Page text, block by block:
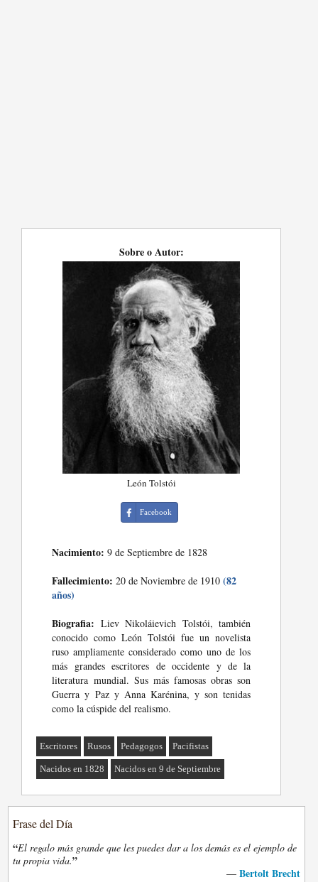
Sobre o Autor:
León Tolstói
Facebook
Nacimiento: 9 de Septiembre de 1828
Fallecimiento: 20 de Noviembre de 1910(82
años)
Biografia: Liev Nikoláievich Tolstói, también
conocido como León Tolstói fue un novelista
ruso ampliamente considerado como uno de los
más grandes escritores de occidente y de la
literatura mundial. Sus más famosas obras son
Guerra y Paz y Anna Karénina, y son tenidas
como la cúspide del realismo.
Escritores Rusos Pedagogos Pacifistas
Nacidos en 1828 Nacidos en 9 de Septiembre
Frase del Día
“El regalo más grande que les puedes dar a los demás es el ejemplo de
tu propia vida.”
— Bertolt Brecht